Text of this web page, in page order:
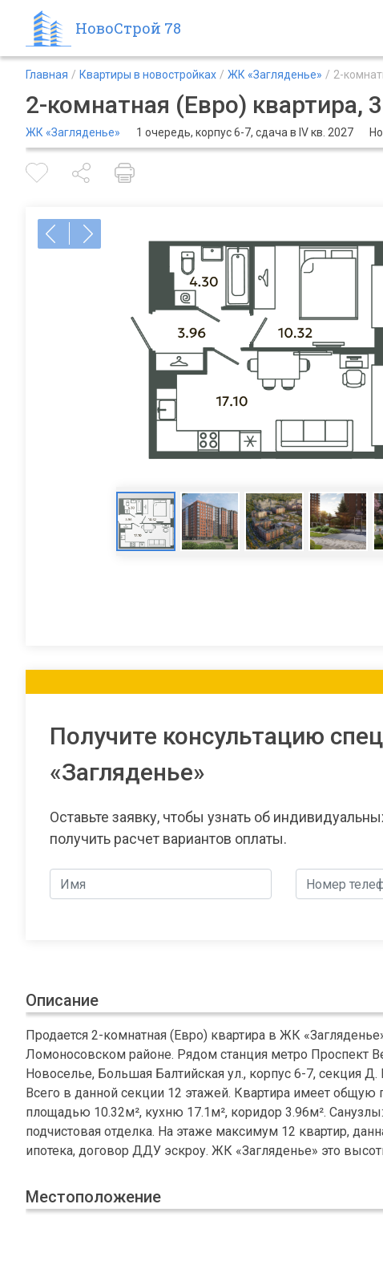
НовоСтрой 78
Главная Квартиры в новостройках ЖК «Загляденье» 2-
2-комнатная (Евро) квартира,
ЖК «Загляденье» 1 очередь, корпус 6-7, сдача в IV кв. 2027
Получите консультацию
«Загляденье»
Оставьте заявку, чтобы узнать об
получить расчет вариантов оплаты.
Описание
Продается 2-комнатная (Евро) квартира в ЖК
Ломоносовском районе. Рядом станция метро Проспект
Новоселье, Большая Балтийская ул., корпус 6-7, секция
Всего в данной секции 12 этажей. Квартира имеет
площадью 10.32м², кухню 17.1м², коридор 3.96м².
подчистовая отделка. На этаже максимум 12 квартир,
ипотека, договор ДДУ эскроу. ЖК «Загляденье» это
Местоположение